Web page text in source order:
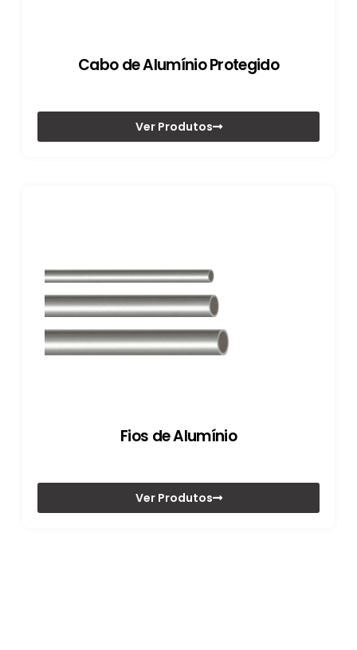
Cabo de Alumínio Protegido
Ver Produtos
Fios de Alumínio
Ver Produtos